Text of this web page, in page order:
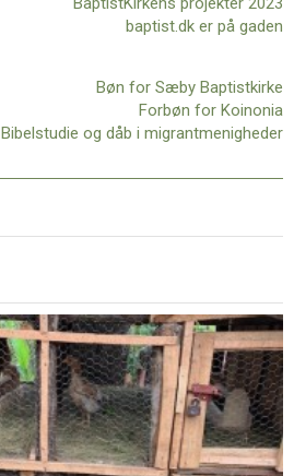
baptist.dk er på gaden
Bøn for Sæby Baptistkirke
Forbøn for Koinonia
Bibelstudie og dåb i migrantmenigheder